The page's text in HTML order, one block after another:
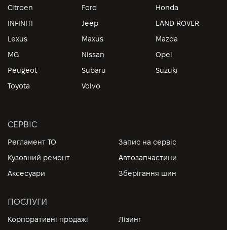
Citroen Ford
Honda
INFINITI
Jeep
LAND ROVER
Lexus
Maxus
Mazda
MG
Nissan
Opel
Peugeot
Subaru
Suzuki
Toyota
Volvo
СЕРВІС
Регламент ТО
Запис на сервіс
Кузовний ремонт
Автозапчастини
Аксесуари
Зберігання шин
ПОСЛУГИ
Корпоративні продажі
Лізинг